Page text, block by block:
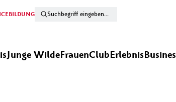
BILDUNG
Junge WildeFrauenClubErlebnis